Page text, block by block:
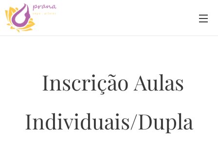
Inscrição Aulas
Individuais/Dupla